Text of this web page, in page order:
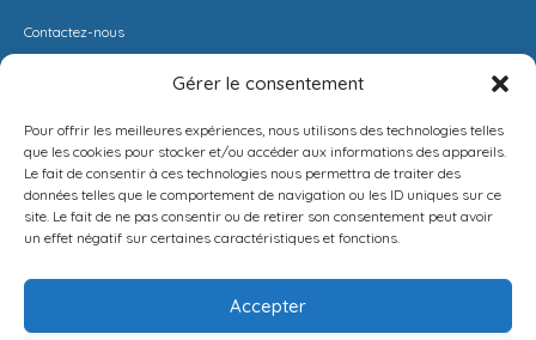
Gérer le consentement
Pour offrir les meilleures expériences, nous utilisons des technologies telles
que les cookies pour stocker et/ou accéder aux informations des appareils.
Le fait de consentir à ces technologies nous permettra de traiter des
données telles que le comportement de navigation ou les ID uniques sur ce
site. Le fait de ne pas consentir ou de retirer son consentement peut avoir
un effet négatif sur certaines caractéristiques et fonctions.
Accepter
Contactez-nous
ESTIMER MON LOYER
PROPOSEZ VOTRE APPARTEMENT
CONDITIONS DE VENTE
LA SOLUTION IMMO
POLITIQUE DE CONFIDENTIALITÉ